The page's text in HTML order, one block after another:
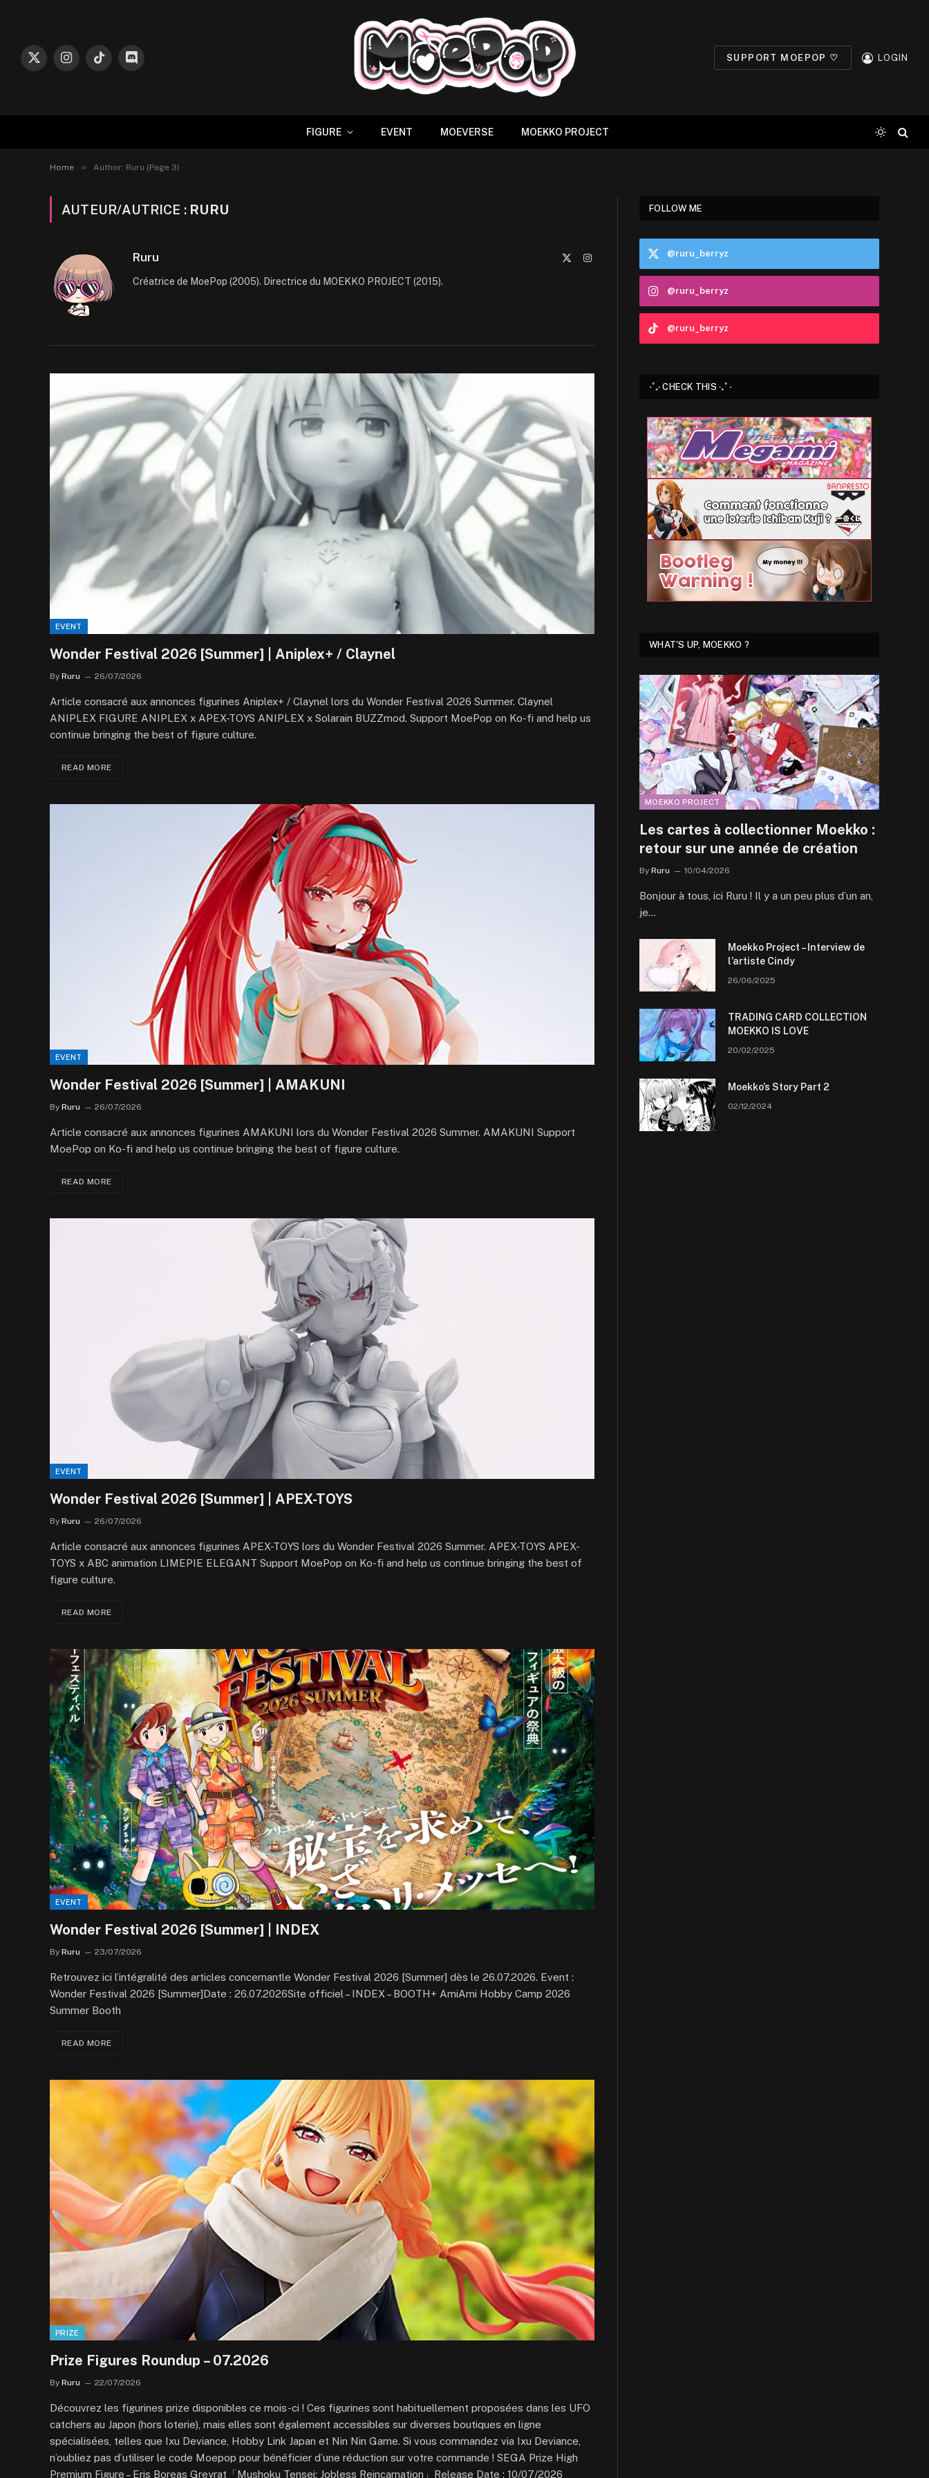
X
InstagramTikTokDiscord
SUPPORT MOEPOP ♡ LOGIN
FIGURE EVENT MOEVERSE MOEKKO PROJECT
Home » Author: Ruru (Page 3)
AUTEUR/AUTRICE : RURU
Ruru Instagram
Créatrice de MoePop (2005). Directrice du MOEKKO PROJECT (2015).
EVENT
Wonder Festival 2026 [Summer] | Aniplex+ / Claynel
By Ruru 26/07/2026
Article consacré aux annonces figurines Aniplex+ / Claynel lors du Wonder Festival 2026 Summer. Claynel
ANIPLEX FIGURE ANIPLEX x APEX-TOYS ANIPLEX x Solarain BUZZmod. Support MoePop on Ko-fi and help us
continue bringing the best of figure culture.
READ MORE
EVENT
Wonder Festival 2026 [Summer] | AMAKUNI
By Ruru 26/07/2026
Article consacré aux annonces figurines AMAKUNI lors du Wonder Festival 2026 Summer. AMAKUNI Support
MoePop on Ko-fi and help us continue bringing the best of figure culture.
READ MORE
EVENT
Wonder Festival 2026 [Summer] | APEX-TOYS
By Ruru 26/07/2026
Article consacré aux annonces figurines APEX-TOYS lors du Wonder Festival 2026 Summer. APEX-TOYS APEX-
TOYS x ABC animation LIMEPIE ELEGANT Support MoePop on Ko-fi and help us continue bringing the best of
figure culture.
READ MORE
EVENT
Wonder Festival 2026 [Summer] | INDEX
By Ruru 23/07/2026
Retrouvez ici l’intégralité des articles concernantle Wonder Festival 2026 [Summer] dès le 26.07.2026. Event :
Wonder Festival 2026 [Summer]Date : 26.07.2026Site officiel – INDEX – BOOTH+ AmiAmi Hobby Camp 2026
Summer Booth
READ MORE
PRIZE
Prize Figures Roundup – 07.2026
By Ruru 22/07/2026
Découvrez les figurines prize disponibles ce mois-ci ! Ces figurines sont habituellement proposées dans les UFO
catchers au Japon (hors loterie), mais elles sont également accessibles sur diverses boutiques en ligne
spécialisées, telles que Ixu Deviance, Hobby Link Japan et Nin Nin Game. Si vous commandez via Ixu Deviance,
n’oubliez pas d’utiliser le code Moepop pour bénéficier d’une réduction sur votre commande ! SEGA Prize High
Premium Figure – Eris Boreas Greyrat「Mushoku Tensei: Jobless Reincarnation」Release Date : 10/07/2026
FOLLOW ME
@ruru_berryz
@ruru_berryz
@ruru_berryz
⋅˚₊‧ CHECK THIS ‧₊˚ ⋅
WHAT'S UP, MOEKKO ?
MOEKKO PROJECT
Les cartes à collectionner Moekko :
retour sur une année de création
By Ruru 10/04/2026
Bonjour à tous, ici Ruru ! Il y a un peu plus d’un an,
je…
Moekko Project – Interview de
l’artiste Cindy
26/06/2025
TRADING CARD COLLECTION
MOEKKO IS LOVE
20/02/2025
Moekko’s Story Part 2
02/12/2024